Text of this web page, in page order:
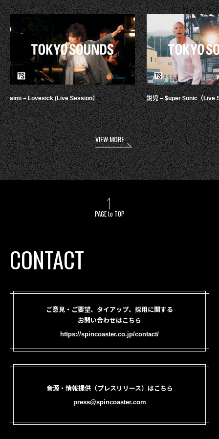
aimi – Lovesick (Live Session） 鋭児 – $uper $onic（Live
VIEW MORE
PAGE to TOP
CONTACT
ご意見・ご要望、タイアップ、採用に関する
お問い合わせはこちら
https://spincoaster.co.jp/contact/
音源・情報提供（プレスリリース）はこちら
press@spincoaster.com